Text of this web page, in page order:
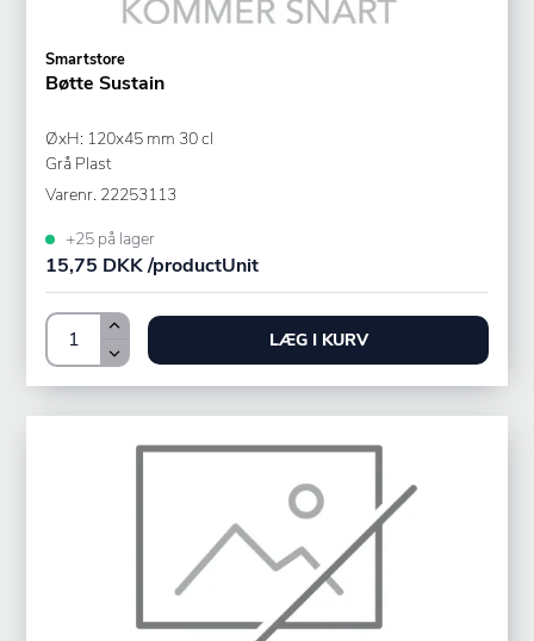
Smartstore
Bøtte Sustain
ØxH: 120x45 mm 30 cl
Grå Plast
Varenr. 22253113
+25 på lager
15,75 DKK /productUnit
LÆG I KURV